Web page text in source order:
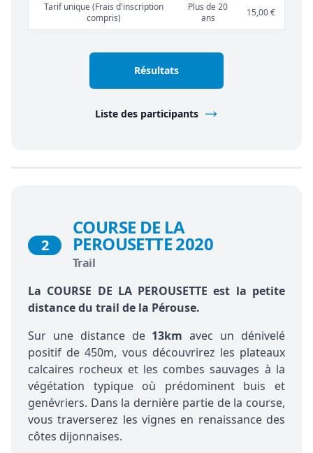
Tarif unique (Frais d'inscription
compris)
Plus de 20
ans
15,00 €
Résultats
Liste des participants
2
COURSE DE LA
PEROUSETTE 2020
Trail
La COURSE DE LA PEROUSETTE est la petite
distance du trail de la Pérouse.
Sur une distance de 13km avec un dénivelé
positif de 450m, vous découvrirez les plateaux
calcaires rocheux et les combes sauvages à la
végétation typique où prédominent buis et
genévriers. Dans la dernière partie de la course,
vous traverserez les vignes en renaissance des
côtes dijonnaises.